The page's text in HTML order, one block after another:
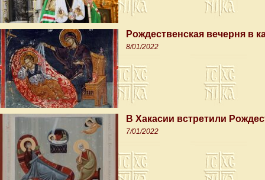
Рождественская вечерня в
8/01/2022
В Хакасии встретили
7/01/2022